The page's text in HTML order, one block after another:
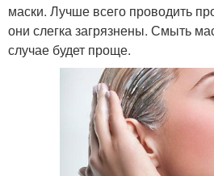
маски. Лучше всего проводить
они слегка загрязнены. Смыть
случае будет проще.